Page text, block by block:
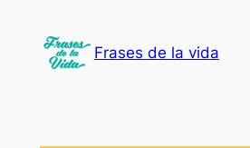
contenido
Frases de la vida